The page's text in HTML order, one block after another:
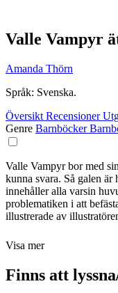
Valle Vampyr
Amanda Thörn
Språk: Svenska.
Översikt Recensioner
Genre Barnböcker
Valle Vampyr bor med
kunna svara. Så galen
innehåller alla varsin
problematiken i att
illustrerade av
Visa mer
Finns att